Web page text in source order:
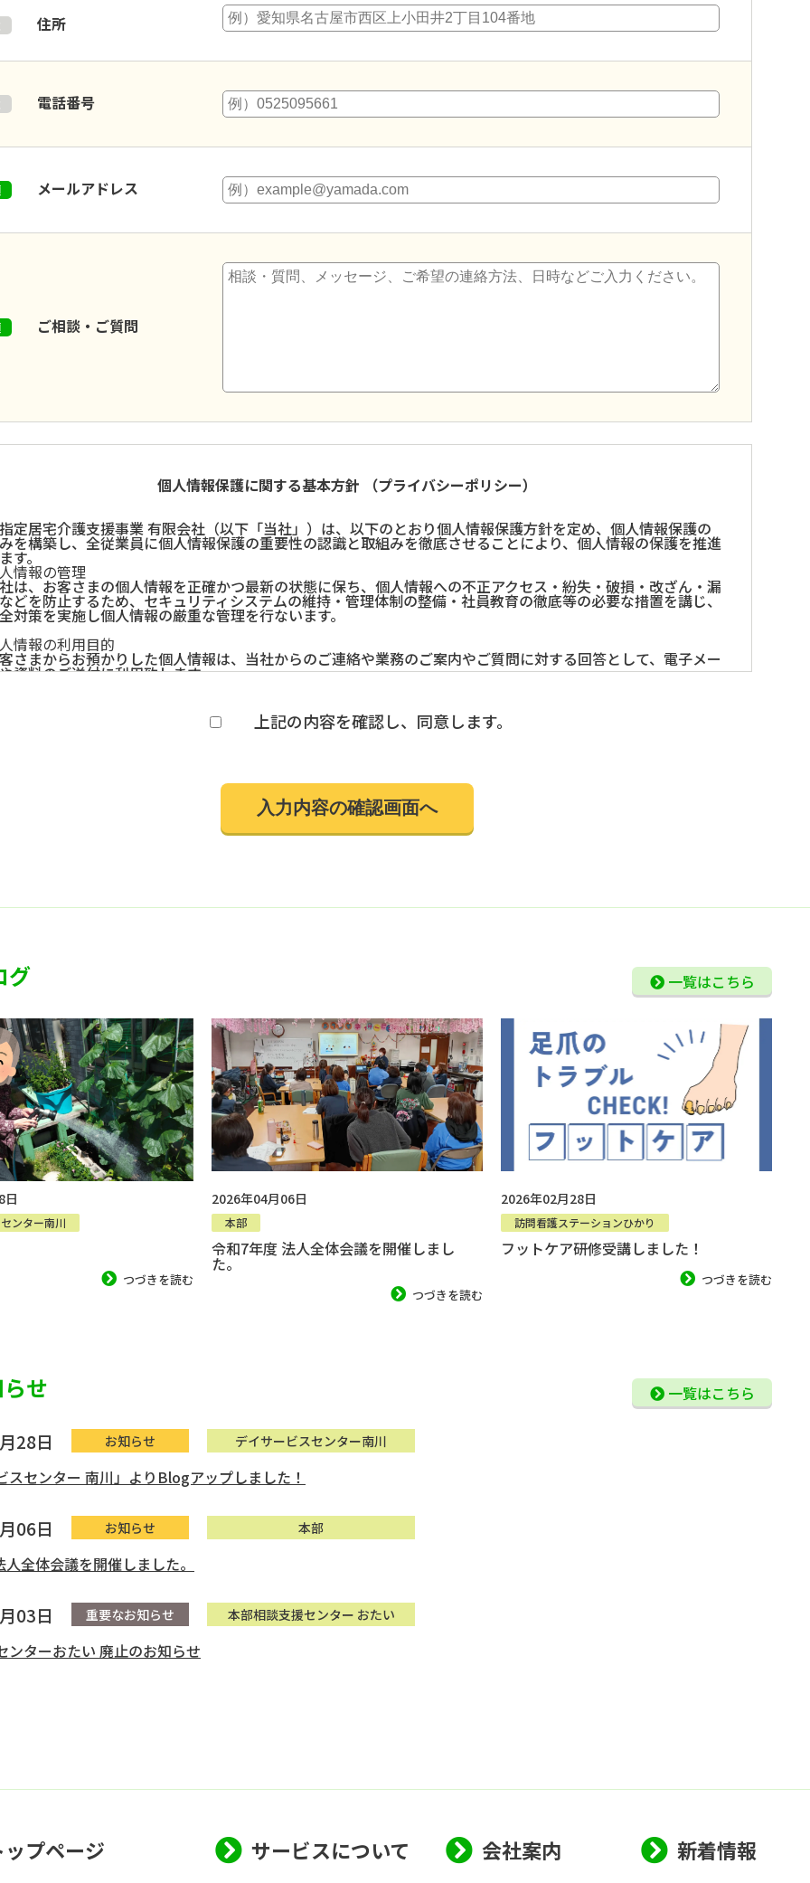
住所
電話番号
メールアドレス
ご相談・ご質問
個人情報保護に関する基本方針 （プライバシーポリシー）
定居宅介護支援事業 有限会社（以下「当社」）は、以下のとおり個人情報保護方針を定め、個人情報保護の
を構築し、全従業員に個人情報保護の重要性の認識と取組みを徹底させることにより、個人情報の保護を推進
す。
情報の管理
は、お客さまの個人情報を正確かつ最新の状態に保ち、個人情報への不正アクセス・紛失・破損・改ざん・漏
どを防止するため、セキュリティシステムの維持・管理体制の整備・社員教育の徹底等の必要な措置を講じ、
対策を実施し個人情報の厳重な管理を行ないます。
情報の利用目的
さまからお預かりした個人情報は、当社からのご連絡や業務のご案内やご質問に対する回答として、電子メー
資料のご送付に利用致します。
は、お客さまよりお預かりした個人情報を適切に管理し、次のいずれかに該当する場合を除き、個人情報を第
に開示致しません。 ・お客さまの同意がある場合 ・お客さまが希望されるサービスを行なうために当社が業
は、個人情報の正確性及び安全性確保のために、セキュリティに万全の対策を講じています。
さまがご本人の個人情報の照会・修正・削除などをご希望される場合には、ご本人であることを確認の上、対
宜見直し、その改善に努めます。
指定居宅介護支援事業 有限会社
県名古屋市西区上小田井1丁目254番地
509-5661 ／FAX:052-509-5662
2020年10月改定
上記の内容を確認し、同意します。
グ
日
ンター南川
つづきを読む
2026年04月06日
本部
令和7年度 法人全体会議を開催しまし
た。
つづきを読む
2026年02月28日
訪問看護ステーションひかり
フットケア研修受講しました！
つづきを読む
一覧はこちら
せ
28日 お知らせ デイサービスセンター南川
スセンター 南川」よりBlogアップしました！
06日 お知らせ 本部
全体会議を開催しました。
03日 重要なお知らせ 本部相談支援センター おたい
ンターおたい 廃止のお知らせ
一覧はこちら
プページ サービスについて 会社案内 新着情報